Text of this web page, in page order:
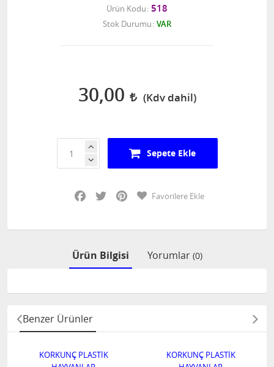
Ürün Kodu 518
Stok Durumu VAR
30,00
Sepete Ekle
Facebook
Twitter PinterestFavorilere Ekle
Ürün Bilgisi Yorumlar (0)
Benzer Ürünler
KORKUNÇ PLASTİK
KORKUNÇ PLASTİK